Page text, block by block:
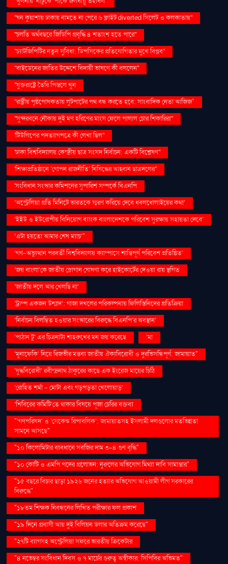
''ঘন কুয়াশায় ঢাকায় নামতে না পেরে ৬ ফ্লাইট diverted সিলেট ও কলকাতায়''
''চলতি অর্থবছরে জিডিপি প্রবৃদ্ধি ৪ শতাংশ হতে পারে''
''চ্যাটজিপিটির নতুন সুবিধা: ডিপসিকের প্রতিযোগিতার মুখে বিপ্লব''
''বাইডেনের জাতির উদ্দেশে বিদায়ী ভাষণে কী বললেন''
''যুক্তরাষ্ট্রে তৈরি পিস্তলে খুন
''রাষ্ট্রীয় পৃষ্ঠপোষকতায় লুটপাটের পথ বন্ধ করতে হবে: সাংবাদিক নেতা আজিজ"
''সুন্দরবনে নৌকায় দুই মণ হরিণের মাংস ফেলে পালাল চোর শিকারিরা''
'টিউলিপের পদত্যাগপত্রে কী লেখা ছিল''
'ঢাকা বিশ্ববিদ্যালয় কেন্দ্রীয় ছাত্র সংসদ নির্বাচন: একটি বিশ্লেষণ''
'শিক্ষাপ্রতিষ্ঠানে ‘গোপন রাজনীতি’ নিষিদ্ধের আহ্বান ছাত্রদলের''
'সংবিধান সংস্কার কমিশনের সুপারিশ সম্পর্কে বিএনপি
‘অস্ট্রেলিয়া প্রতি মিনিটে ভারতকে স্মরণ করিয়ে দেবে ধবলধোলাইয়ের কথা’
‘ইইউ ও ইউরোপীয় বিনিয়োগ ব্যাংক বাংলাদেশকে পরিবেশ সুরক্ষায় সহায়তা দেবে’
‘এটা হয়তো আমার শেষ ম্যাচ’"
‘গণ–অভ্যুত্থান পরবর্তী বিশ্ববিদ্যালয় ক্যাম্পাসে শান্তিপূর্ণ পরিবেশ প্রতিষ্ঠিত’
‘জয় বাংলা’কে জাতীয় স্লোগান ঘোষণা করে হাইকোর্টের দেওয়া রায় স্থগিত
‘জাতীয় দলে আর খেলছি না’
‘ট্রাম্প একজন উন্মাদ’: গাজা দখলের পরিকল্পনায় ফিলিস্তিনিদের প্রতিক্রিয়া
‘নির্বাচন বিলম্বিত হওয়ার সংস্কারের বিরুদ্ধে বিএনপি’র অবস্থান’
‘পাঠান টু’ এর চিত্রনাট্য শাহরুখের মন জয় করেছে
‘মা
‘মুনাফেকি’ নিয়ে রিজভীর মন্তব্য জাতীয় ঐক্যবিরোধী ও দুরভিসন্ধিপূর্ণ: জামায়াত"
‘যুদ্ধবিরোধী’ রবীন্দ্রনাথ ঠাকুরের কাছে এক ইংরেজ মায়ের চিঠি
‘রোহিত শর্মা - মোটা এবং গড়পড়তা খেলোয়াড়’
‘শিবিরের কমিটি’তে থাকার বিষয়ে পূজা চেরির বক্তব্য
"‘গণপরিষদ’ ও ‘সেকেন্ড রিপাবলিক’: জামায়াতসহ ইসলামী দলগুলোর মতভিন্নতা
সামনে আসছে"
"১০ কিলোমিটার ব্যবধানে সবজির দাম ৩-৪ গুণ বৃদ্ধি"
"১০ কোটি ও এমপি পদের প্রলোভন: নুরুলের অভিযোগ মিথ্যা দাবি সামান্তার"
"১৫ বছরে বিচার ছাড়া ১৯২৬ জনের হত্যার অভিযোগ আওয়ামী লীগ সরকারের
বিরুদ্ধে"
"১৮তম শিক্ষক নিবন্ধনের লিখিত পরীক্ষার ফল প্রকাশ
"১৯ দিনে প্রবাসী আয় দুই বিলিয়ন ডলার অতিক্রম করেছে"
"২৭টি ব্যাগসহ অস্ট্রেলিয়া সফরে ভারতীয় ক্রিকেটার
"৪ নভেম্বর সংবিধান দিবস ও ৭ মার্চের গুরুত্ব অস্বীকার: সিপিবির অভিমত"